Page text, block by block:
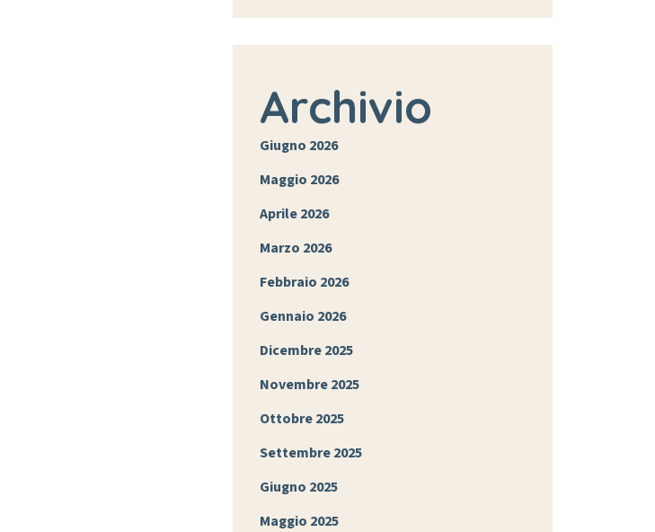
Archivio
Giugno 2026
Maggio 2026
Aprile 2026
Marzo 2026
Febbraio 2026
Gennaio 2026
Dicembre 2025
Novembre 2025
Ottobre 2025
Settembre 2025
Giugno 2025
Maggio 2025